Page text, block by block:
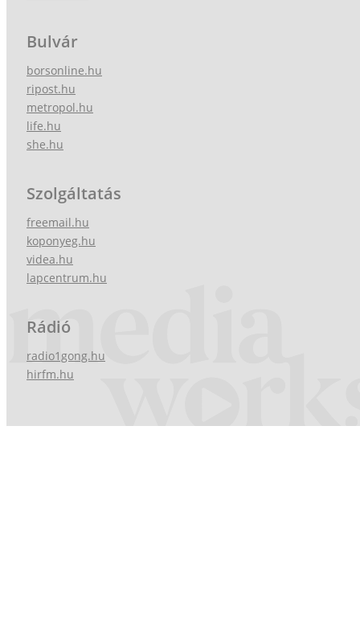
Bulvár
borsonline.hu
ripost.hu
metropol.hu
life.hu
she.hu
Szolgáltatás
freemail.hu
koponyeg.hu
videa.hu
lapcentrum.hu
Rádió
radio1gong.hu
hirfm.hu